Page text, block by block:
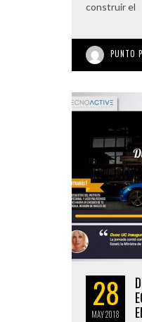
construir el
PUNTO
28
MAY2018